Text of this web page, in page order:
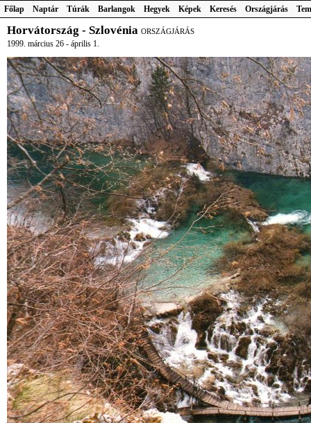
Főlap Naptár Túrák Barlangok Hegyek Képek Keresés Országjárás
Horvátország - Szlovénia ORSZÁGJÁRÁS
1999. március 26 - április 1.